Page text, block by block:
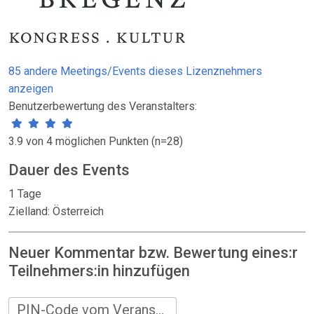
85 andere Meetings/Events dieses Lizenznehmers
anzeigen
Benutzerbewertung des Veranstalters:
3.9 von 4 möglichen Punkten (n=28)
Dauer des Events
1 Tage
Zielland: Österreich
Neuer Kommentar bzw. Bewertung eines:r
Teilnehmers:in hinzufügen
PIN-Code vom Veranstalter